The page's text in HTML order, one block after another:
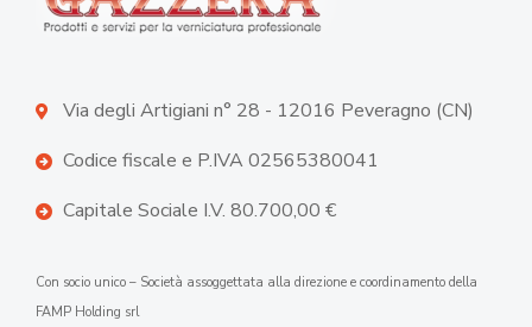
Via degli Artigiani n° 28 - 12016 Peveragno (CN)
Codice fiscale e P.IVA 02565380041
Capitale Sociale I.V. 80.700,00 €
Con socio unico – Società assoggettata alla direzione e coordinamento della
FAMP Holding srl